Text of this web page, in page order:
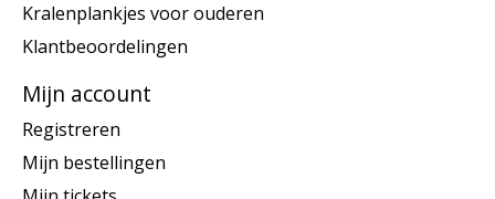
Kralenplankjes voor ouderen
Klantbeoordelingen
Mijn account
Registreren
Mijn bestellingen